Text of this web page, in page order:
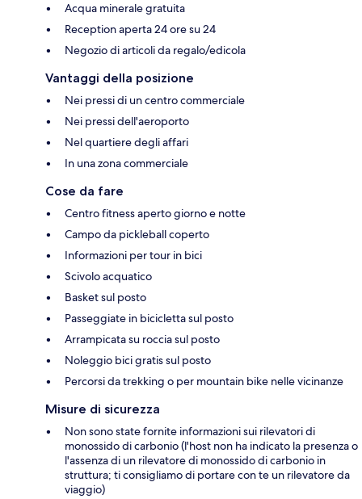
Acqua minerale gratuita
Reception aperta 24 ore su 24
Negozio di articoli da regalo/edicola
Vantaggi della posizione
Nei pressi di un centro commerciale
Nei pressi dell'aeroporto
Nel quartiere degli affari
In una zona commerciale
Cose da fare
Centro fitness aperto giorno e notte
Campo da pickleball coperto
Informazioni per tour in bici
Scivolo acquatico
Basket sul posto
Passeggiate in bicicletta sul posto
Arrampicata su roccia sul posto
Noleggio bici gratis sul posto
Percorsi da trekking o per mountain bike nelle vicinanze
Misure di sicurezza
Non sono state fornite informazioni sui rilevatori di
monossido di carbonio (l'host non ha indicato la presenza o
l'assenza di un rilevatore di monossido di carbonio in
struttura; ti consigliamo di portare con te un rilevatore da
viaggio)